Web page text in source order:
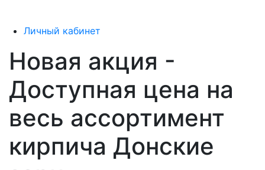
Личный кабинет
Новая акция -
Доступная цена на
весь ассортимент
кирпича Донские